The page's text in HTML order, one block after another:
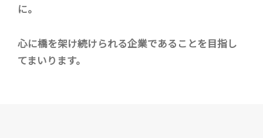
に。
心に橋を架け続けられる企業であることを目指し
てまいります。